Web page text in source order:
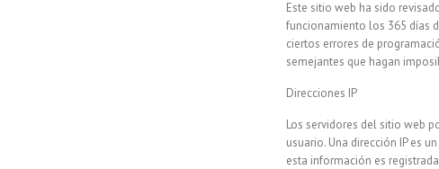
Este sitio web ha sido
funcionamiento los 365 días
ciertos errores de
semejantes que hagan
Direcciones IP
Los servidores del sitio web
usuario. Una dirección IP es
esta información es